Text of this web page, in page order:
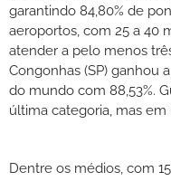
garantindo 84,80% de
aeroportos, com 25 a 40
atender a pelo menos
Congonhas (SP) ganhou
do mundo com 88,53%.
última categoria, mas em
Dentre os médios, com